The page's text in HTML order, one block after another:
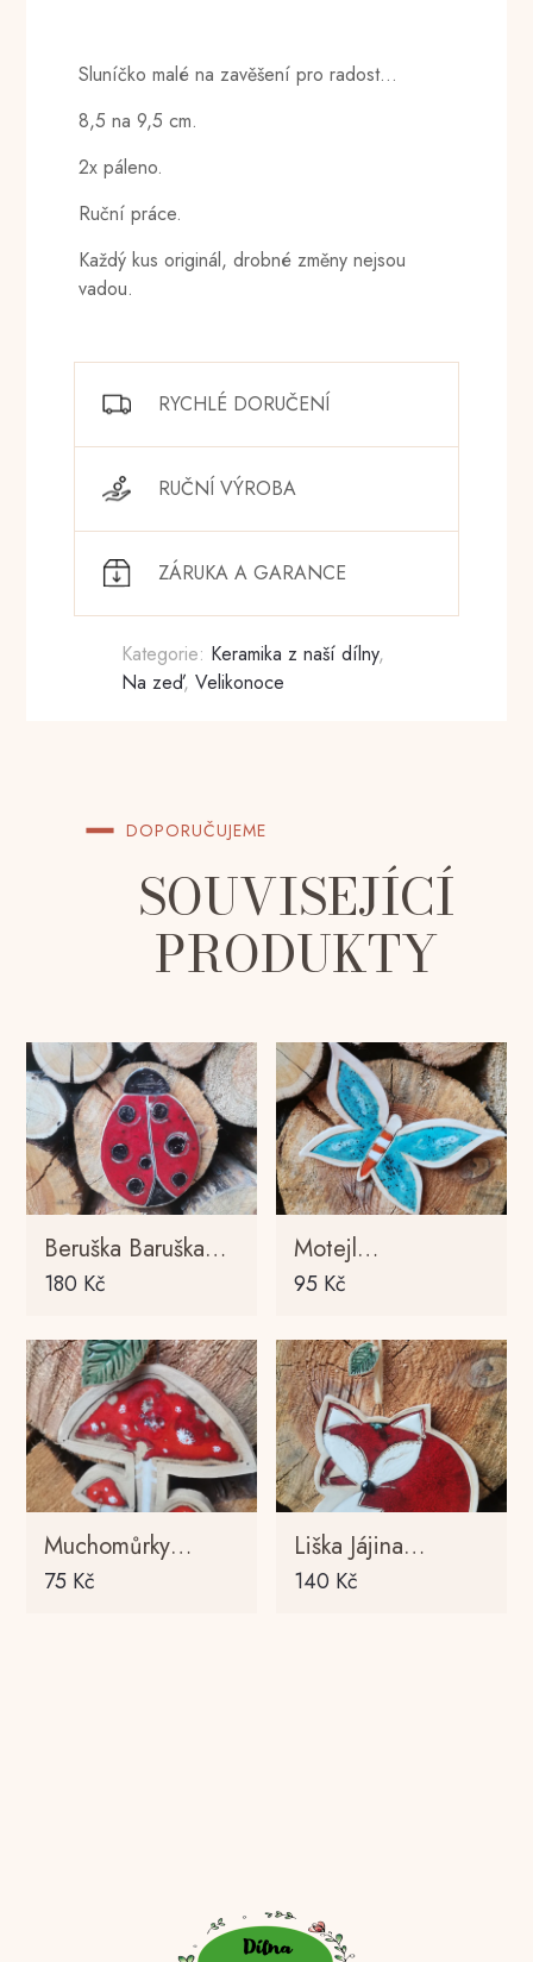
Sluníčko malé na zavěšení pro radost…
8,5 na 9,5 cm.
2x páleno.
Ruční práce.
Každý kus originál, drobné změny nejsou
vadou.
RYCHLÉ DORUČENÍ
RUČNÍ VÝROBA
ZÁRUKA A GARANCE
Kategorie: Keramika z naší dílny,
Na zeď,Velikonoce
DOPORUČUJEME
SOUVISEJÍCÍ
PRODUKTY
Beruška Baruška…
180 Kč
Motejl…
95 Kč
Muchomůrky…
75 Kč
Liška Jájina…
140 Kč